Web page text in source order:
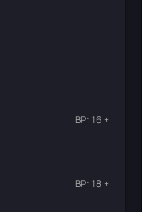
ВР: 16 +
ВР: 18 +